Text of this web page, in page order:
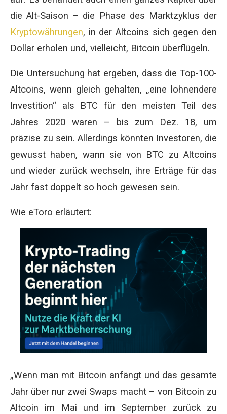
die Alt-Saison – die Phase des Marktzyklus der
Kryptowährungen, in der Altcoins sich gegen den
Dollar erholen und, vielleicht, Bitcoin überflügeln.
Die Untersuchung hat ergeben, dass die Top-100-
Altcoins, wenn gleich gehalten, „eine lohnendere
Investition“ als BTC für den meisten Teil des
Jahres 2020 waren – bis zum Dez. 18, um
präzise zu sein. Allerdings könnten Investoren, die
gewusst haben, wann sie von BTC zu Altcoins
und wieder zurück wechseln, ihre Erträge für das
Jahr fast doppelt so hoch gewesen sein.
Wie eToro erläutert:
„Wenn man mit Bitcoin anfängt und das gesamte
Jahr über nur zwei Swaps macht – von Bitcoin zu
Altcoin im Mai und im September zurück zu